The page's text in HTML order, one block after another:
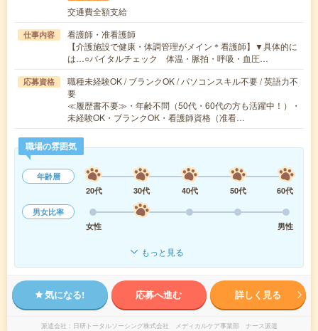
交通費全額支給
仕事内容
看護師・准看護師
【介護施設で健康・体調管理がメイン＊看護師】▼具体的に
は…○バイタルチェック 体温・脈拍・呼吸・血圧…
応募資格
職種未経験OK / ブランクOK / パソコンスキル不要 / 英語力不
要
≪履歴書不要≫・年齢不問（50代・60代の方も活躍中！）・
未経験OK・ブランクOK・看護師資格（准看…
職場の雰囲気
年齢層
20代
30代 40代 50代
60代
男女比率
女性
男性
もっと見る
気になる! 応募へ進む 詳しく見る
派遣会社 日研トータルソーシング株式会社 メディカルケア事業部 ナース派遣